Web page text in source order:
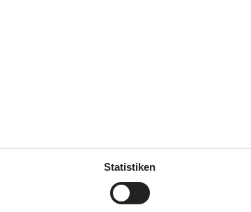
auf dem Gelände
2
645 m²
Entf. zum Wasser/Baden
Entfernung Einkauf
Nächstes Restaurant
Statistiken